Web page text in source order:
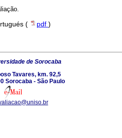
( pdf )
de Sorocaba
Tavares, km. 92,5
Sorocaba - São Paulo